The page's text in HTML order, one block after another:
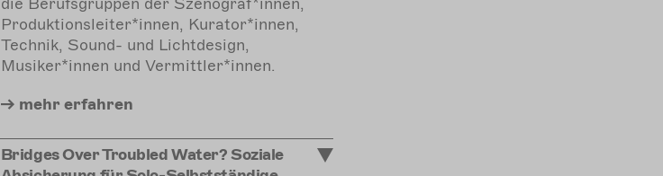
Produktionsleiter*innen, Kurator*innen,
Technik, Sound- und Lichtdesign,
Musiker*innen und Vermittler*innen.
mehr erfahren
Bridges Over Troubled Water? Soziale